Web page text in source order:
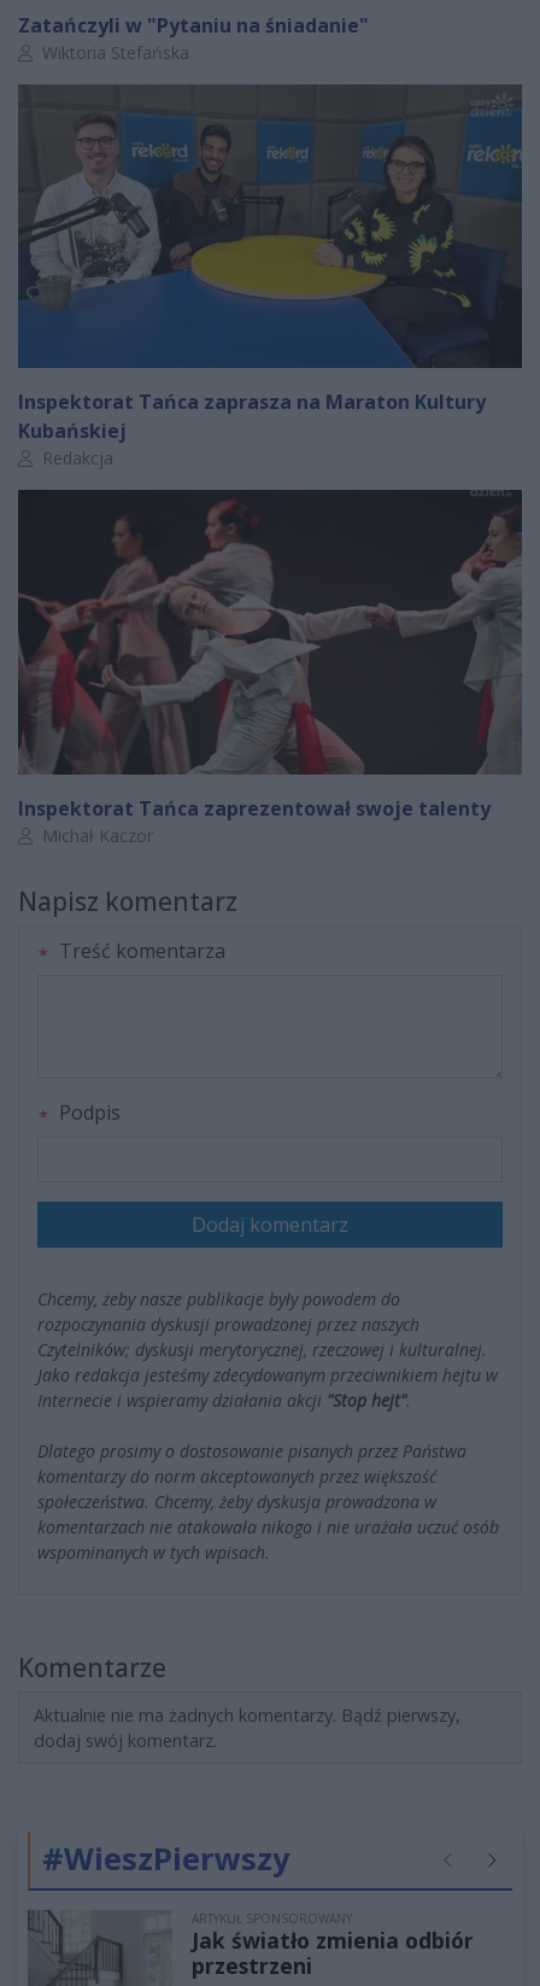
Zatańczyli w "Pytaniu na śniadanie"
Autor artykułu:
Wiktoria Stefańska
Inspektorat Tańca zaprasza na Maraton Kultury
Kubańskiej
Autor artykułu:
Redakcja
Inspektorat Tańca zaprezentował swoje talenty
Autor artykułu:
Michał Kaczor
Napisz komentarz
Treść komentarza
Podpis
Dodaj komentarz
Chcemy, żeby nasze publikacje były powodem do
rozpoczynania dyskusji prowadzonej przez naszych
Czytelników; dyskusji merytorycznej, rzeczowej i kulturalnej.
Jako redakcja jesteśmy zdecydowanym przeciwnikiem hejtu w
Internecie i wspieramy działania akcji "Stop hejt".
Dlatego prosimy o dostosowanie pisanych przez Państwa
komentarzy do norm akceptowanych przez większość
społeczeństwa. Chcemy, żeby dyskusja prowadzona w
komentarzach nie atakowała nikogo i nie urażała uczuć osób
wspominanych w tych wpisach.
Komentarze
Aktualnie nie ma żadnych komentarzy. Bądź pierwszy,
dodaj swój komentarz.
#WieszPierwszy Poprzednie
ARTYKUŁ SPONSOROWANY
Jak światło zmienia odbiór
przestrzeni